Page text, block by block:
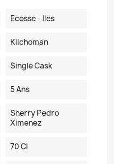
Ecosse - Iles
Kilchoman
Single Cask
5 Ans
Sherry Pedro
Ximenez
70 Cl